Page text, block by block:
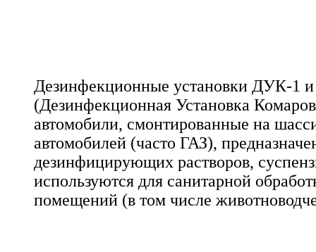
Дезинфекционные установки ДУК-1
(Дезинфекционная Установка
автомобили, смонтированные на
автомобилей (часто ГАЗ),
дезинфицирующих растворов,
используются для санитарной
помещений (в том числе